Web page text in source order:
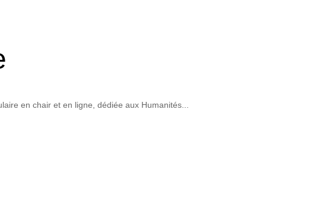
en chair et en ligne, dédiée aux Humanités...